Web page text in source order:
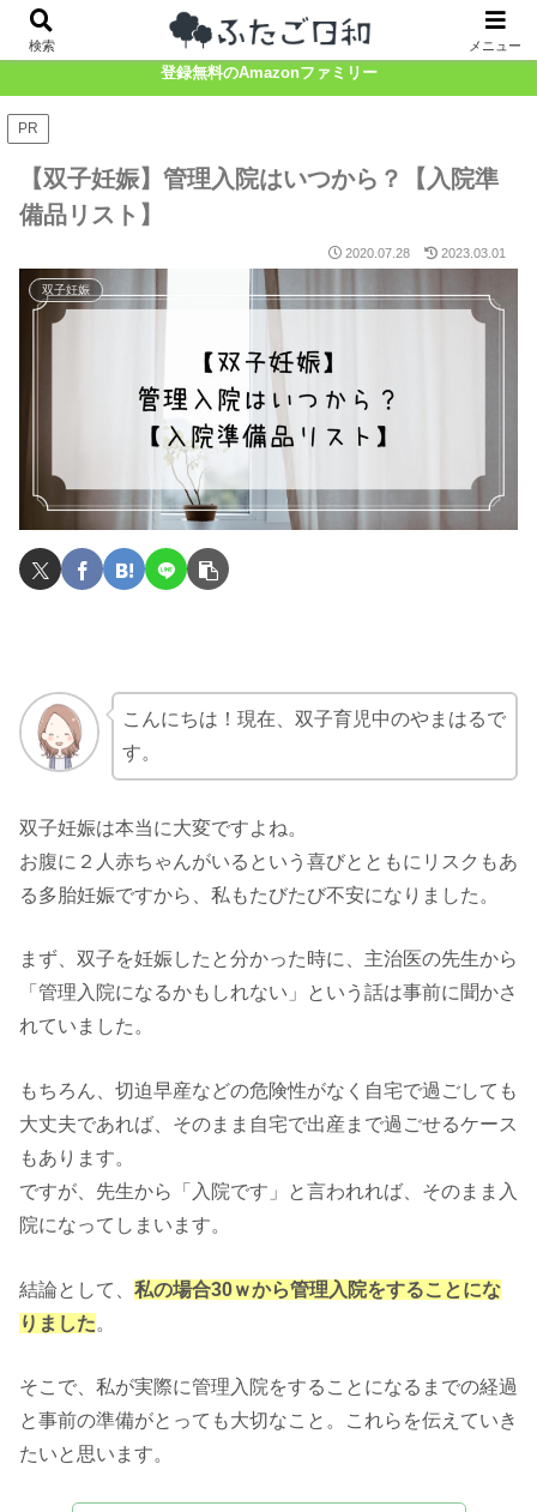
TOP 双子ベビーカー 双子妊娠 双子育児 育児グッズ
登録無料のAmazonファミリー
PR
【双子妊娠】管理入院はいつから？【入院準
備品リスト】
2020.07.28 2023.03.01
双子妊娠
こんにちは！現在、双子育児中のやまはるで
す。
双子妊娠は本当に大変ですよね。
お腹に２人赤ちゃんがいるという喜びとともにリスクもあ
る多胎妊娠ですから、私もたびたび不安になりました。
まず、双子を妊娠したと分かった時に、主治医の先生から
「管理入院になるかもしれない」という話は事前に聞かさ
れていました。
もちろん、切迫早産などの危険性がなく自宅で過ごしても
大丈夫であれば、そのまま自宅で出産まで過ごせるケース
もあります。
ですが、先生から「入院です」と言われれば、そのまま入
院になってしまいます。
結論として、 私の場合30ｗから管理入院をすることにな
りました。
そこで、私が実際に管理入院をすることになるまでの経過
と事前の準備がとっても大切なこと。これらを伝えていき
たいと思います。
検索 メニュー